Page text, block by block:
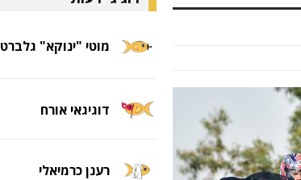
מוטי "ינוקא" גלברט
דוגיגאי אורח
רענן כרמיאלי